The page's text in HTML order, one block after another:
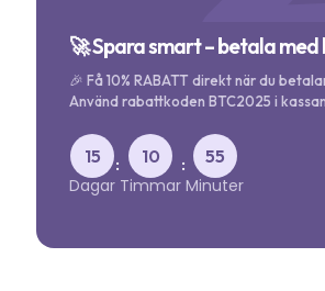
🚀 Spara smart – betala
🎉 Få 10% RABATT direkt när du
Använd rabattkoden BTC2025 i
15
Dagar
:
10
Timmar
:
55
Minuter